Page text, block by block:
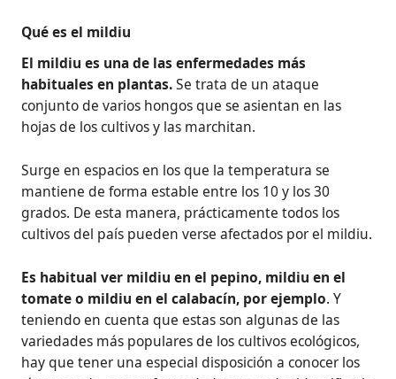
Qué es el mildiu
El mildiu es una de las enfermedades más
habituales en plantas.Se trata de un ataque
conjunto de varios hongos que se asientan en las
hojas de los cultivos y las marchitan.
Surge en espacios en los que la temperatura se
mantiene de forma estable entre los 10 y los 30
grados. De esta manera, prácticamente todos los
cultivos del país pueden verse afectados por el mildiu.
Es habitual ver mildiu en el pepino, mildiu en el
tomate o mildiu en el calabacín, por ejemplo. Y
teniendo en cuenta que estas son algunas de las
variedades más populares de los cultivos ecológicos,
hay que tener una especial disposición a conocer los